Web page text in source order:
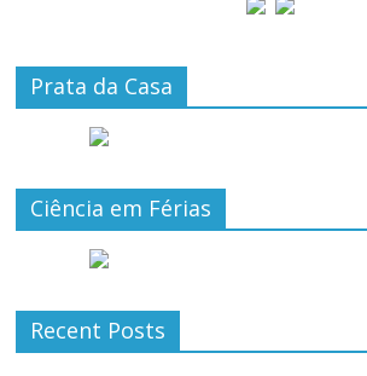
Prata da Casa
Ciência em Férias
Recent Posts